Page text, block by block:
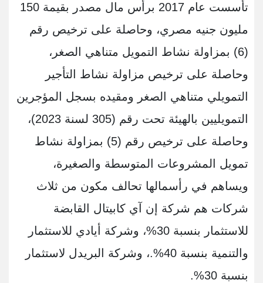
تأسست عام 2017 برأس مال مصدر بقيمة 150
مليون جنيه مصري، وحاصلة على ترخيص رقم
(6) بمزاولة نشاط التمويل متناهي الصغر،
وحاصلة على ترخيص مزاولة نشاط التأجير
التمويلي متناهي الصغر ومقيده بسجل المؤجرين
التمويليين بالهيئة تحت رقم (305 لسنة 2023)،
وحاصلة على ترخيص رقم (5) بمزاولة نشاط
تمويل المشروعات المتوسطة والصغيرة،
ويساهم في رأسمالها تحالف مكون من ثلاث
شركات هم شركة إن آي كابيتال القابضة
للاستثمار بنسبة 30%، وشركة أيادي للاستثمار
والتنمية بنسبة 40%.، وشركة البريدل لاستثمار
بنسبة 30%.